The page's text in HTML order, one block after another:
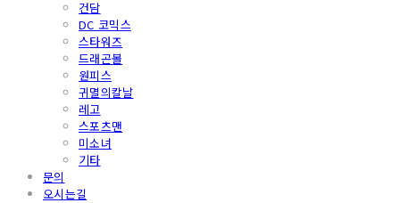
건담
DC 코믹스
스타워즈
드래곤볼
원피스
귀멸의칼날
레고
스포츠맨
미소녀
기타
문의
오시는길